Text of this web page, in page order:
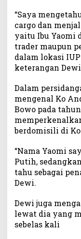
“Saya
cargo dan
yaitu Ibu Yaomi
trader maupun
dalam lokasi IUP
keterangan
Dalam
mengenal Ko
Bowo pada
berdomisili di
“Nama Yaomi
Putih,
tahu sebagai
Dewi.
Dewi juga
lewat dia yang
sebelas kali